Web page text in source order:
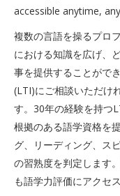
accessible anytime,
複数の言語を操るプロ
における知識を広げ、
事を提供することがで
(LTI)にご相談いただけ
す。30年の経験を持つ
根拠のある語学資格を
グ、リーディング、ス
の習熟度を判定します
も語学力評価にアクセ